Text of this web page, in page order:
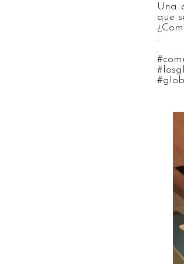
Una
que
.
.